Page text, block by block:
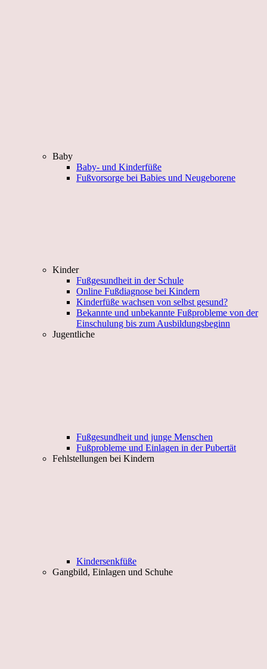
Baby
Baby- und Kinderfüße
Fußvorsorge bei Babies und Neugeborene
Kinder
Fußgesundheit in der Schule
Online Fußdiagnose bei Kindern
Kinderfüße wachsen von selbst gesund?
Bekannte und unbekannte Fußprobleme von der
Einschulung bis zum Ausbildungsbeginn
Jugentliche
Fußgesundheit und junge Menschen
Fußprobleme und Einlagen in der Pubertät
Fehlstellungen bei Kindern
Kindersenkfüße
Gangbild, Einlagen und Schuhe